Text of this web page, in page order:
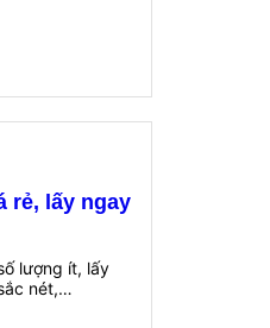
rẻ, lấy ngay
lượng ít, lấy
nét,…